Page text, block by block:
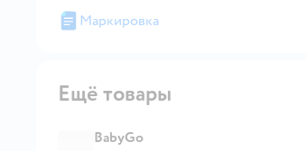
Маркировка
Ещё товары
BabyGo